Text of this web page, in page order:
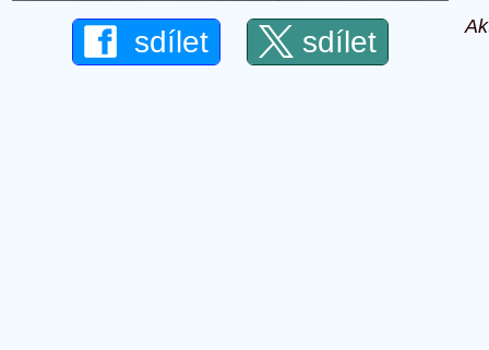
sdílet sdílet